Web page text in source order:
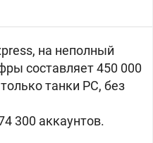
на неполный
составляет 450 000
танки PC, без
300 аккаунтов.